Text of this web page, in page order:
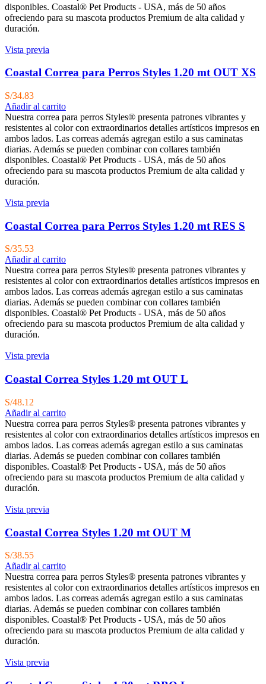
disponibles. Coastal® Pet Products - USA, más de 50 años
ofreciendo para su mascota productos Premium de alta calidad y
duración.
Vista previa
Coastal Correa para Perros Styles 1.20 mt OUT XS
S/34.83
Añadir al carrito
Nuestra correa para perros Styles® presenta patrones vibrantes y
resistentes al color con extraordinarios detalles artísticos impresos en
ambos lados. Las correas además agregan estilo a sus caminatas
diarias. Además se pueden combinar con collares también
disponibles. Coastal® Pet Products - USA, más de 50 años
ofreciendo para su mascota productos Premium de alta calidad y
duración.
Vista previa
Coastal Correa para Perros Styles 1.20 mt RES S
S/35.53
Añadir al carrito
Nuestra correa para perros Styles® presenta patrones vibrantes y
resistentes al color con extraordinarios detalles artísticos impresos en
ambos lados. Las correas además agregan estilo a sus caminatas
diarias. Además se pueden combinar con collares también
disponibles. Coastal® Pet Products - USA, más de 50 años
ofreciendo para su mascota productos Premium de alta calidad y
duración.
Vista previa
Coastal Correa Styles 1.20 mt OUT L
S/48.12
Añadir al carrito
Nuestra correa para perros Styles® presenta patrones vibrantes y
resistentes al color con extraordinarios detalles artísticos impresos en
ambos lados. Las correas además agregan estilo a sus caminatas
diarias. Además se pueden combinar con collares también
disponibles. Coastal® Pet Products - USA, más de 50 años
ofreciendo para su mascota productos Premium de alta calidad y
duración.
Vista previa
Coastal Correa Styles 1.20 mt OUT M
S/38.55
Añadir al carrito
Nuestra correa para perros Styles® presenta patrones vibrantes y
resistentes al color con extraordinarios detalles artísticos impresos en
ambos lados. Las correas además agregan estilo a sus caminatas
diarias. Además se pueden combinar con collares también
disponibles. Coastal® Pet Products - USA, más de 50 años
ofreciendo para su mascota productos Premium de alta calidad y
duración.
Vista previa